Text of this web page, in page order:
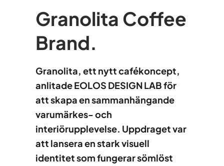
Granolita Coffee
Brand.
Granolita, ett nytt cafékoncept,
anlitade EOLOS DESIGN LAB för
att skapa en sammanhängande
varumärkes- och
interiörupplevelse. Uppdraget var
att lansera en stark visuell
identitet som fungerar sömlöst